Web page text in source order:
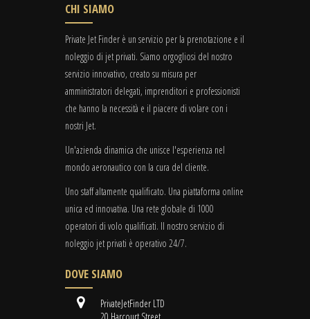
CHI SIAMO
Private Jet Finder è un servizio per la prenotazione e il
noleggio di jet privati. Siamo orgogliosi del nostro
servizio innovativo, creato su misura per
amministratori delegati, imprenditori e professionisti
che hanno la necessità e il piacere di volare con i
nostri Jet.
Un'azienda dinamica che unisce l'esperienza nel
mondo aeronautico con la cura del cliente.
Uno staff altamente qualificato. Una piattaforma online
unica ed innovativa. Una rete globale di 1000
operatori di volo qualificati. Il nostro servizio di
noleggio jet privati è operativo 24/7.
DOVE SIAMO
PrivateJetFinder LTD